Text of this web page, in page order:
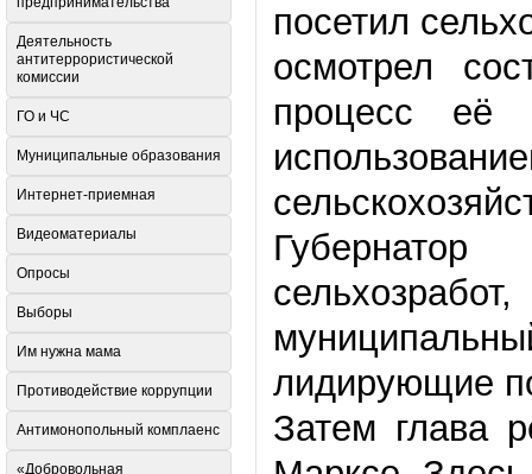
посетил
осмотрел
процесс её
лидирующие
Затем глава
Деятельность
антитеррористической
комиссии
ГО и ЧС
Муниципальные образования
Интернет-приемная
Видеоматериалы
Опросы
Выборы
Им нужна мама
Противодействие коррупции
Антимонопольный комплаенс
«Добровольная